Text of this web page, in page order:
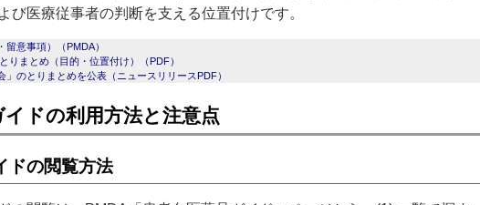
び医療従事者の判断を支える位置付けです。
意事項）（PMDA）
りまとめ（目的・位置付け）（PDF）
」のとりまとめを公表（ニュースリリースPDF）
ドの利用方法と注意点
ドの閲覧方法